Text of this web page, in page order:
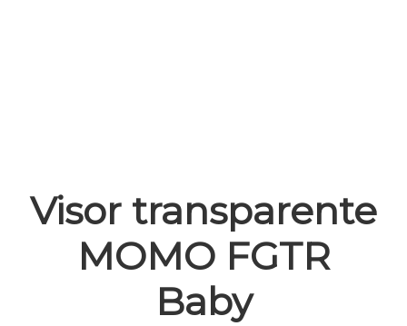
Visor transparente
MOMO FGTR
Baby